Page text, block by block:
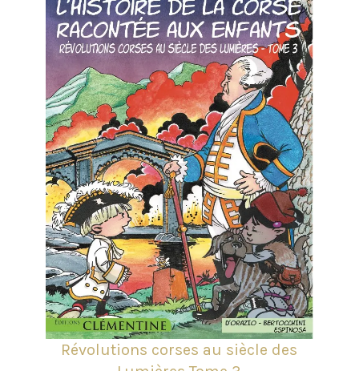
Révolutions corses au siècle des